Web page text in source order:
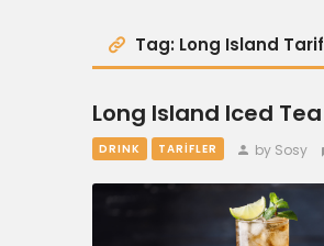
TARİFLER
MANGAL
YANCI
FIT
Tag: Long Island Tarif
Long Island Iced Tea
DRINK TARIFLER by Sosy